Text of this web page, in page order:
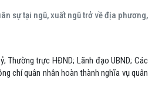
sự tại ngũ, xuất ngũ trở về địa phương,
Thường trực HĐND; Lãnh đạo UBND; Các
chí quân nhân hoàn thành nghĩa vụ quân